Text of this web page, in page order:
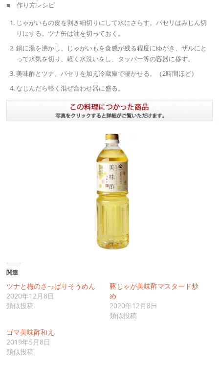
■ 作り方レシピ
じゃがいもの皮を剥き細切りにして水にさらす。パセリはみじん切
りにする。ツナ缶は油を切っておく。
鍋に湯を沸かし、じゃがいもを食感が残る程度にゆがき、ザルにと
って水気を切り、軽く水洗いをし、タッパー等の容器に移す。
美味酢とツナ、パセリを加え冷蔵庫で寝かせる。（2時間ほど）
なじんだら軽く混ぜ合わせ器に盛る。
関連
ツナと梅のさっぱりそうめん
2020年12月8日
類似投稿
豚じゃが美味酢マスタード炒
め
2020年12月8日
類似投稿
ゴマ美味酢和え
2019年5月8日
類似投稿